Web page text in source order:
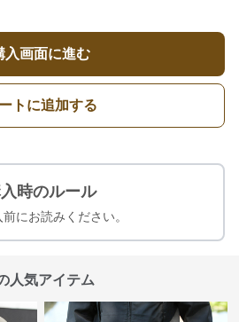
入画面に進む
トに追加する
時のルール
にお読みください。
人気アイテム